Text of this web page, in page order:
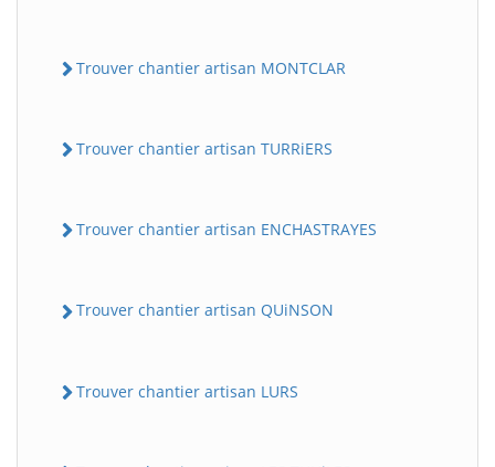
Trouver chantier artisan MONTCLAR
Trouver chantier artisan TURRiERS
Trouver chantier artisan ENCHASTRAYES
Trouver chantier artisan QUiNSON
Trouver chantier artisan LURS